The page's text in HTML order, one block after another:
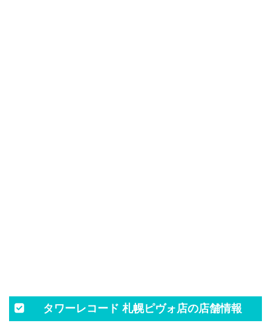
タワーレコード 札幌ピヴォ店の店舗情報